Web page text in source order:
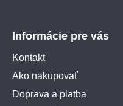
Informácie pre vás
Kontakt
Ako nakupovať
Doprava a platba